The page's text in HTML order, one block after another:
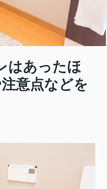
はあったほ
意点などを